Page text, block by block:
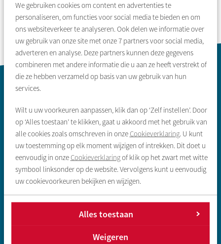
We gebruiken cookies om content en advertenties te
personaliseren, om functies voor social media te bieden en om
ons websiteverkeer te analyseren. Ook delen we informatie over
uw gebruik van onze site met onze7 partners voor social media,
adverteren en analyse. Deze partners kunnen deze gegevens
combineren met andere informatie die u aan ze heeft verstrekt of
die ze hebben verzameld op basis van uw gebruik van hun
services.
Wilt u uw voorkeuren aanpassen, klik dan op ‘Zelf instellen’. Door
op ‘Alles toestaan’ te klikken, gaat u akkoord met het gebruik van
alle cookies zoals omschreven in onze Cookieverklaring. U kunt
uw toestemming op elk moment wijzigen of intrekken. Dit doet u
eenvoudig in onze Cookieverklaringof klik op het zwart met witte
symbool linksonder op de website. Vervolgens kunt u eenvoudig
uw cookievoorkeuren bekijken en wijzigen.
Alles toestaan
Weigeren
Contactinformatie
Zoeken & aanbod
Sociale huurwoning
Vrije sector huurwoning
Gegevens inleveren sociale huur